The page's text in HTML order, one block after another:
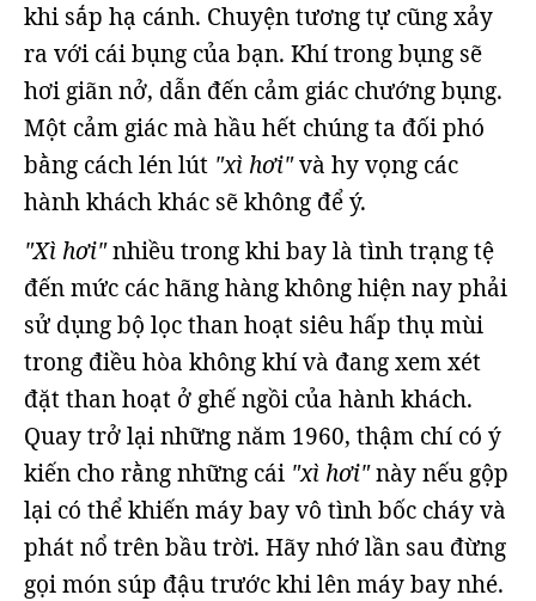
khi sắp hạ cánh. Chuyện tương tự cũng xảy
ra với cái bụng của bạn. Khí trong bụng sẽ
hơi giãn nở, dẫn đến cảm giác chướng bụng.
Một cảm giác mà hầu hết chúng ta đối phó
bằng cách lén lút "xì hơi"và hy vọng các
hành khách khác sẽ không để ý.
"Xì hơi"nhiều trong khi bay là tình trạng tệ
đến mức các hãng hàng không hiện nay phải
sử dụng bộ lọc than hoạt siêu hấp thụ mùi
trong điều hòa không khí và đang xem xét
đặt than hoạt ở ghế ngồi của hành khách.
Quay trở lại những năm 1960, thậm chí có ý
kiến ​​cho rằng những cái "xì hơi"này nếu gộp
lại có thể khiến máy bay vô tình bốc cháy và
phát nổ trên bầu trời. Hãy nhớ lần sau đừng
gọi món súp đậu trước khi lên máy bay nhé.